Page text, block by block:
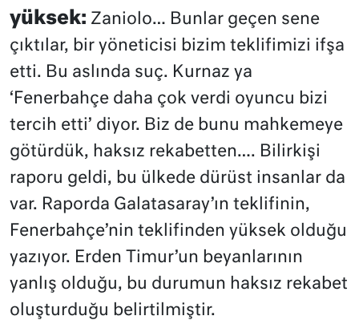
yüksek: Zaniolo… Bunlar geçen sene
çıktılar, bir yöneticisi bizim teklifimizi ifşa
etti. Bu aslında suç. Kurnaz ya
‘Fenerbahçe daha çok verdi oyuncu bizi
tercih etti’ diyor. Biz de bunu mahkemeye
götürdük, haksız rekabetten…. Bilirkişi
raporu geldi, bu ülkede dürüst insanlar da
var. Raporda Galatasaray’ın teklifinin,
Fenerbahçe’nin teklifinden yüksek olduğu
yazıyor. Erden Timur’un beyanlarının
yanlış olduğu, bu durumun haksız rekabet
oluşturduğu belirtilmiştir.